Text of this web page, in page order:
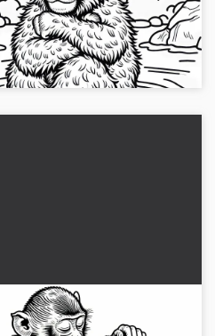
de kleurplaat van een makaak
warme bron. Download de
nu gratis!...
makaken verzorgen